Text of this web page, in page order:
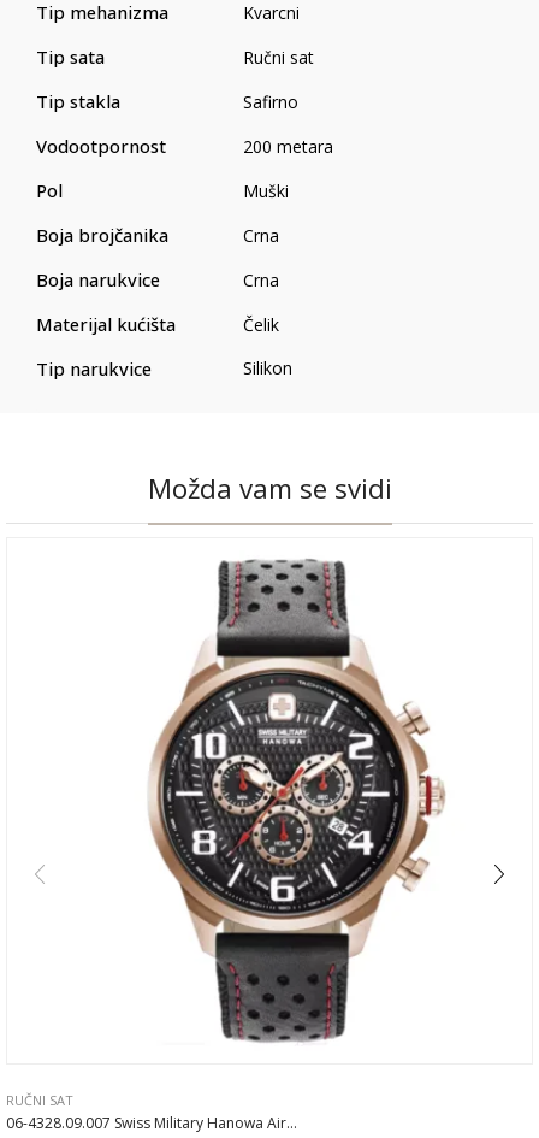
Tip mehanizma Kvarcni
Tip sata Ručni sat
Tip stakla Safirno
Vodootpornost 200 metara
Pol Muški
Boja brojčanika Crna
Boja narukvice Crna
Materijal kućišta Čelik
Tip narukvice Silikon
Možda vam se svidi
RUČNI SAT
06-4328.09.007 Swiss Military Hanowa Air...